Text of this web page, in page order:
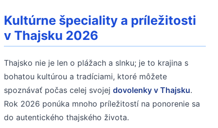
Kultúrne špeciality a príležitosti
v Thajsku 2026
Thajsko nie je len o plážach a slnku; je to krajina s
bohatou kultúrou a tradíciami, ktoré môžete
spoznávať počas celej svojej dovolenky v Thajsku.
Rok 2026 ponúka mnoho príležitostí na ponorenie sa
do autentického thajského života.